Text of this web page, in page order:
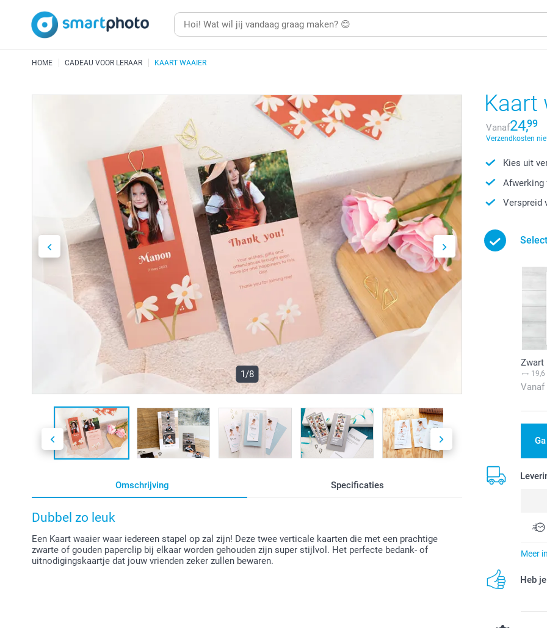
HOME CADEAU VOOR LERAAR KAART WAAIER
1/8
Omschrijving Specificaties
Dubbel zo leuk
Een Kaart waaier waar iedereen stapel op zal zijn! Deze twee verticale kaarten die met een prachtige
zwarte of gouden paperclip bij elkaar worden gehouden zijn super stijlvol. Het perfecte bedank- of
uitnodigingskaartje dat jouw vrienden zeker zullen bewaren.
Kaart
Vanaf24,99
Verzendkosten
Kies uit
Afwerking
Verspreid
Zwart
19,6
Vanaf
Meer
Heb